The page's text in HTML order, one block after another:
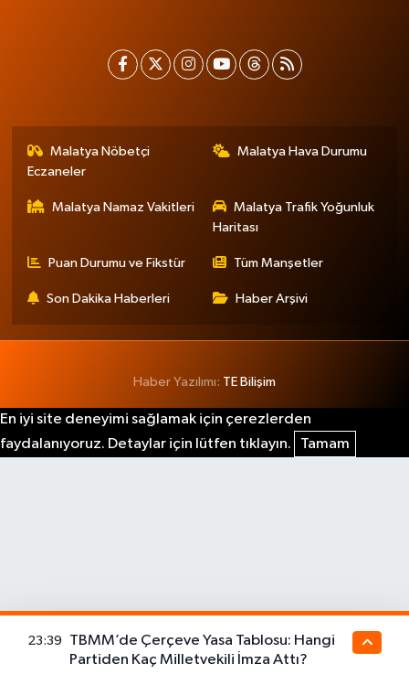
Malatya Nöbetçi
Eczaneler
Malatya Hava Durumu
Malatya Namaz Vakitleri
Malatya Trafik Yoğunluk
Haritası
Puan Durumu ve Fikstür Tüm Manşetler
Son Dakika Haberleri Haber Arşivi
Haber Yazılımı: TE Bilişim
En iyi site deneyimi sağlamak için çerezlerden
faydalanıyoruz. Detaylar için lütfen tıklayın.
Tamam
23:39
TBMM’de Çerçeve Yasa Tablosu: Hangi
Partiden Kaç Milletvekili İmza Attı?